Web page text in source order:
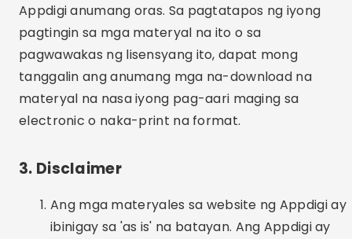
Appdigi anumang oras. Sa pagtatapos ng iyong
pagtingin sa mga materyal na ito o sa
pagwawakas ng lisensyang ito, dapat mong
tanggalin ang anumang mga na-download na
materyal na nasa iyong pag-aari maging sa
electronic o naka-print na format.
3. Disclaimer
Ang mga materyales sa website ng Appdigi ay
ibinigay sa 'as is' na batayan. Ang Appdigi ay